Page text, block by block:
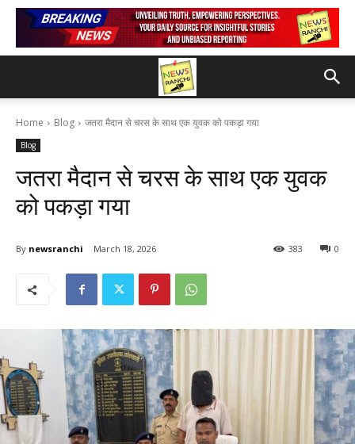
Home Blog जतरा मैदान से चरस के साथ एक युवक को पकड़ा गया
Blog
जतरा मैदान से चरस के साथ एक युवक
को पकड़ा गया
By newsranchi March 18, 2026 0
383